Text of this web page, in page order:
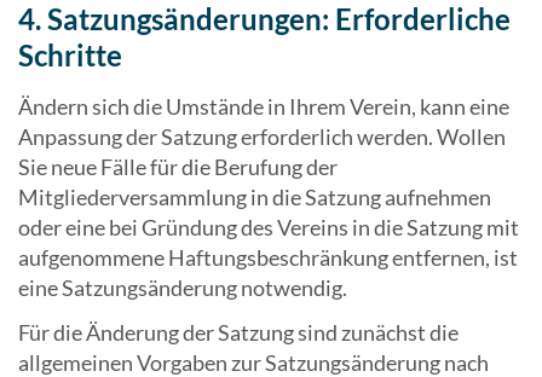
4. Satzungsänderungen: Erforderliche
Schritte
Ändern sich die Umstände in Ihrem Verein, kann eine
Anpassung der Satzung erforderlich werden. Wollen
Sie neue Fälle für die Berufung der
Mitgliederversammlung in die Satzung aufnehmen
oder eine bei Gründung des Vereins in die Satzung mit
aufgenommene Haftungsbeschränkung entfernen, ist
eine Satzungsänderung notwendig.
Für die Änderung der Satzung sind zunächst die
allgemeinen Vorgaben zur Satzungsänderung nach